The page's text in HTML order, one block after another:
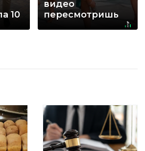
10
видео
пересмотришь